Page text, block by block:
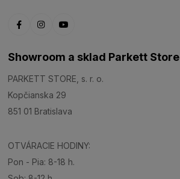
Showroom a sklad Parkett Store
PARKETT STORE, s. r. o.
Kopčianska 29
851 01 Bratislava
OTVÁRACIE HODINY:
Pon - Pia: 8-18 h.